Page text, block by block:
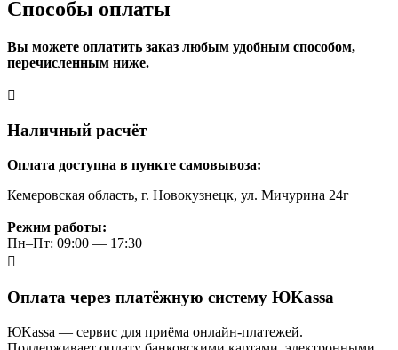
Способы оплаты
Вы можете оплатить заказ любым удобным способом,
перечисленным ниже.
Наличный расчёт
Оплата доступна в пункте самовывоза:
Кемеровская область, г. Новокузнецк, ул. Мичурина 24г
Режим работы:
Пн–Пт: 09:00 — 17:30
Оплата через платёжную систему ЮKassa
ЮKassa — сервис для приёма онлайн-платежей.